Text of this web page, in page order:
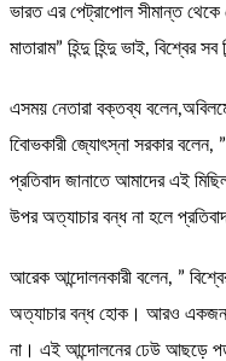
ভারত এর পেট্রাপোল সীমান্ত থেকে
মাতারাম” হিন্দু হিন্দু ভাই, বিশ্বের
এসময় নেতারা বক্তব্য
বিােভকারী জ্যোৎস্না সরকার বলেন,
প্রতিবাদ জানাতে আমাদের এই
উপর অত্যাচার বন্ধ না হলে
আরেক আন্দোলনকারী বলেন, ”
অত্যাচার বন্ধ হোক। আরও একজন
না। এই আন্দোলনের ঢেউ আছড়ে